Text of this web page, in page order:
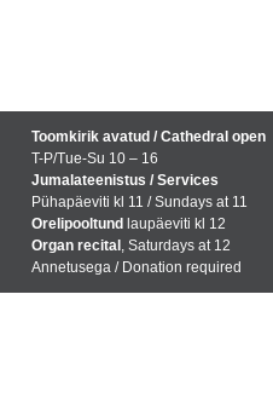
Toomkirik avatud / Cathedral open
T-P/Tue-Su 10 – 16
Jumalateenistus / Services
Pühapäeviti kl 11 / Sundays at 11
Orelipooltund laupäeviti kl 12
Organ recital , Saturdays at 12
Annetusega / Donation required